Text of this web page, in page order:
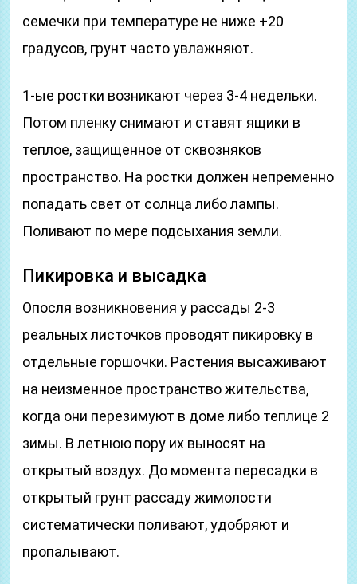
семечки при температуре не ниже +20
градусов, грунт часто увлажняют.
1-ые ростки возникают через 3-4 недельки.
Потом пленку снимают и ставят ящики в
теплое, защищенное от сквозняков
пространство. На ростки должен непременно
попадать свет от солнца либо лампы.
Поливают по мере подсыхания земли.
Пикировка и высадка
Опосля возникновения у рассады 2-3
реальных листочков проводят пикировку в
отдельные горшочки. Растения высаживают
на неизменное пространство жительства,
когда они перезимуют в доме либо теплице 2
зимы. В летнюю пору их выносят на
открытый воздух. До момента пересадки в
открытый грунт рассаду жимолости
систематически поливают, удобряют и
пропалывают.